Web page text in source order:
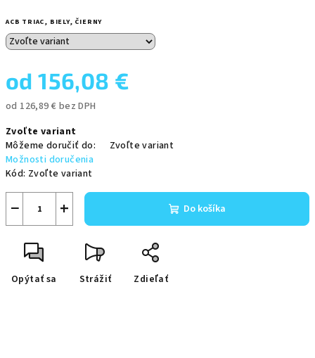
ACB TRIAC, BIELY, ČIERNY
od156,08 €
od 126,89 € bez DPH
cena:
Zvoľte variant
Môžeme doručiť do:
Zvoľte variant
Možnosti doručenia
Kód: Zvoľte variant
+
− Do košíka
Opýtať sa Strážiť Zdieľať